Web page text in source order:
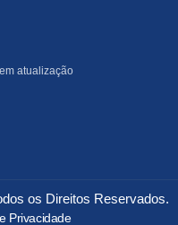
atualização
os Direitos Reservados.
Privacidade